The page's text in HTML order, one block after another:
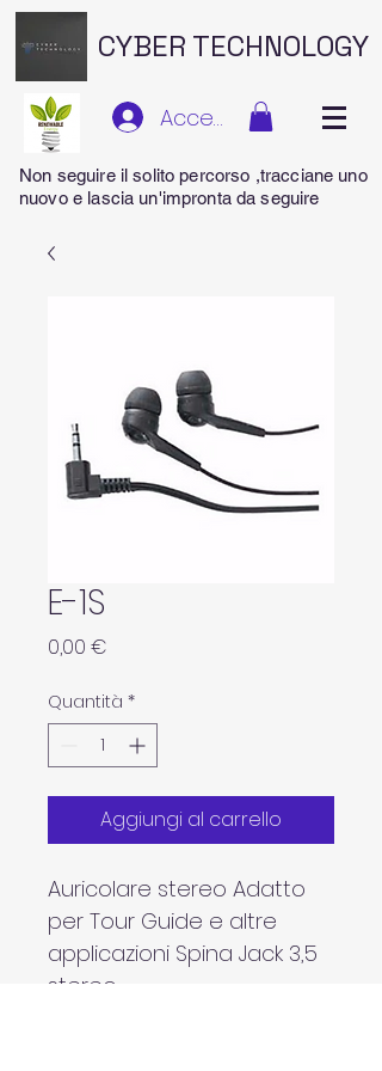
CYBER TECHNOLOGY
Accedi
Non seguire il solito percorso ,tracciane uno
nuovo e lascia un'impronta da seguire
E-1S
0,00 €
Quantità *
Aggiungi al carrello
Auricolare stereo Adatto
per Tour Guide e altre
applicazioni Spina Jack 3,5
stereo